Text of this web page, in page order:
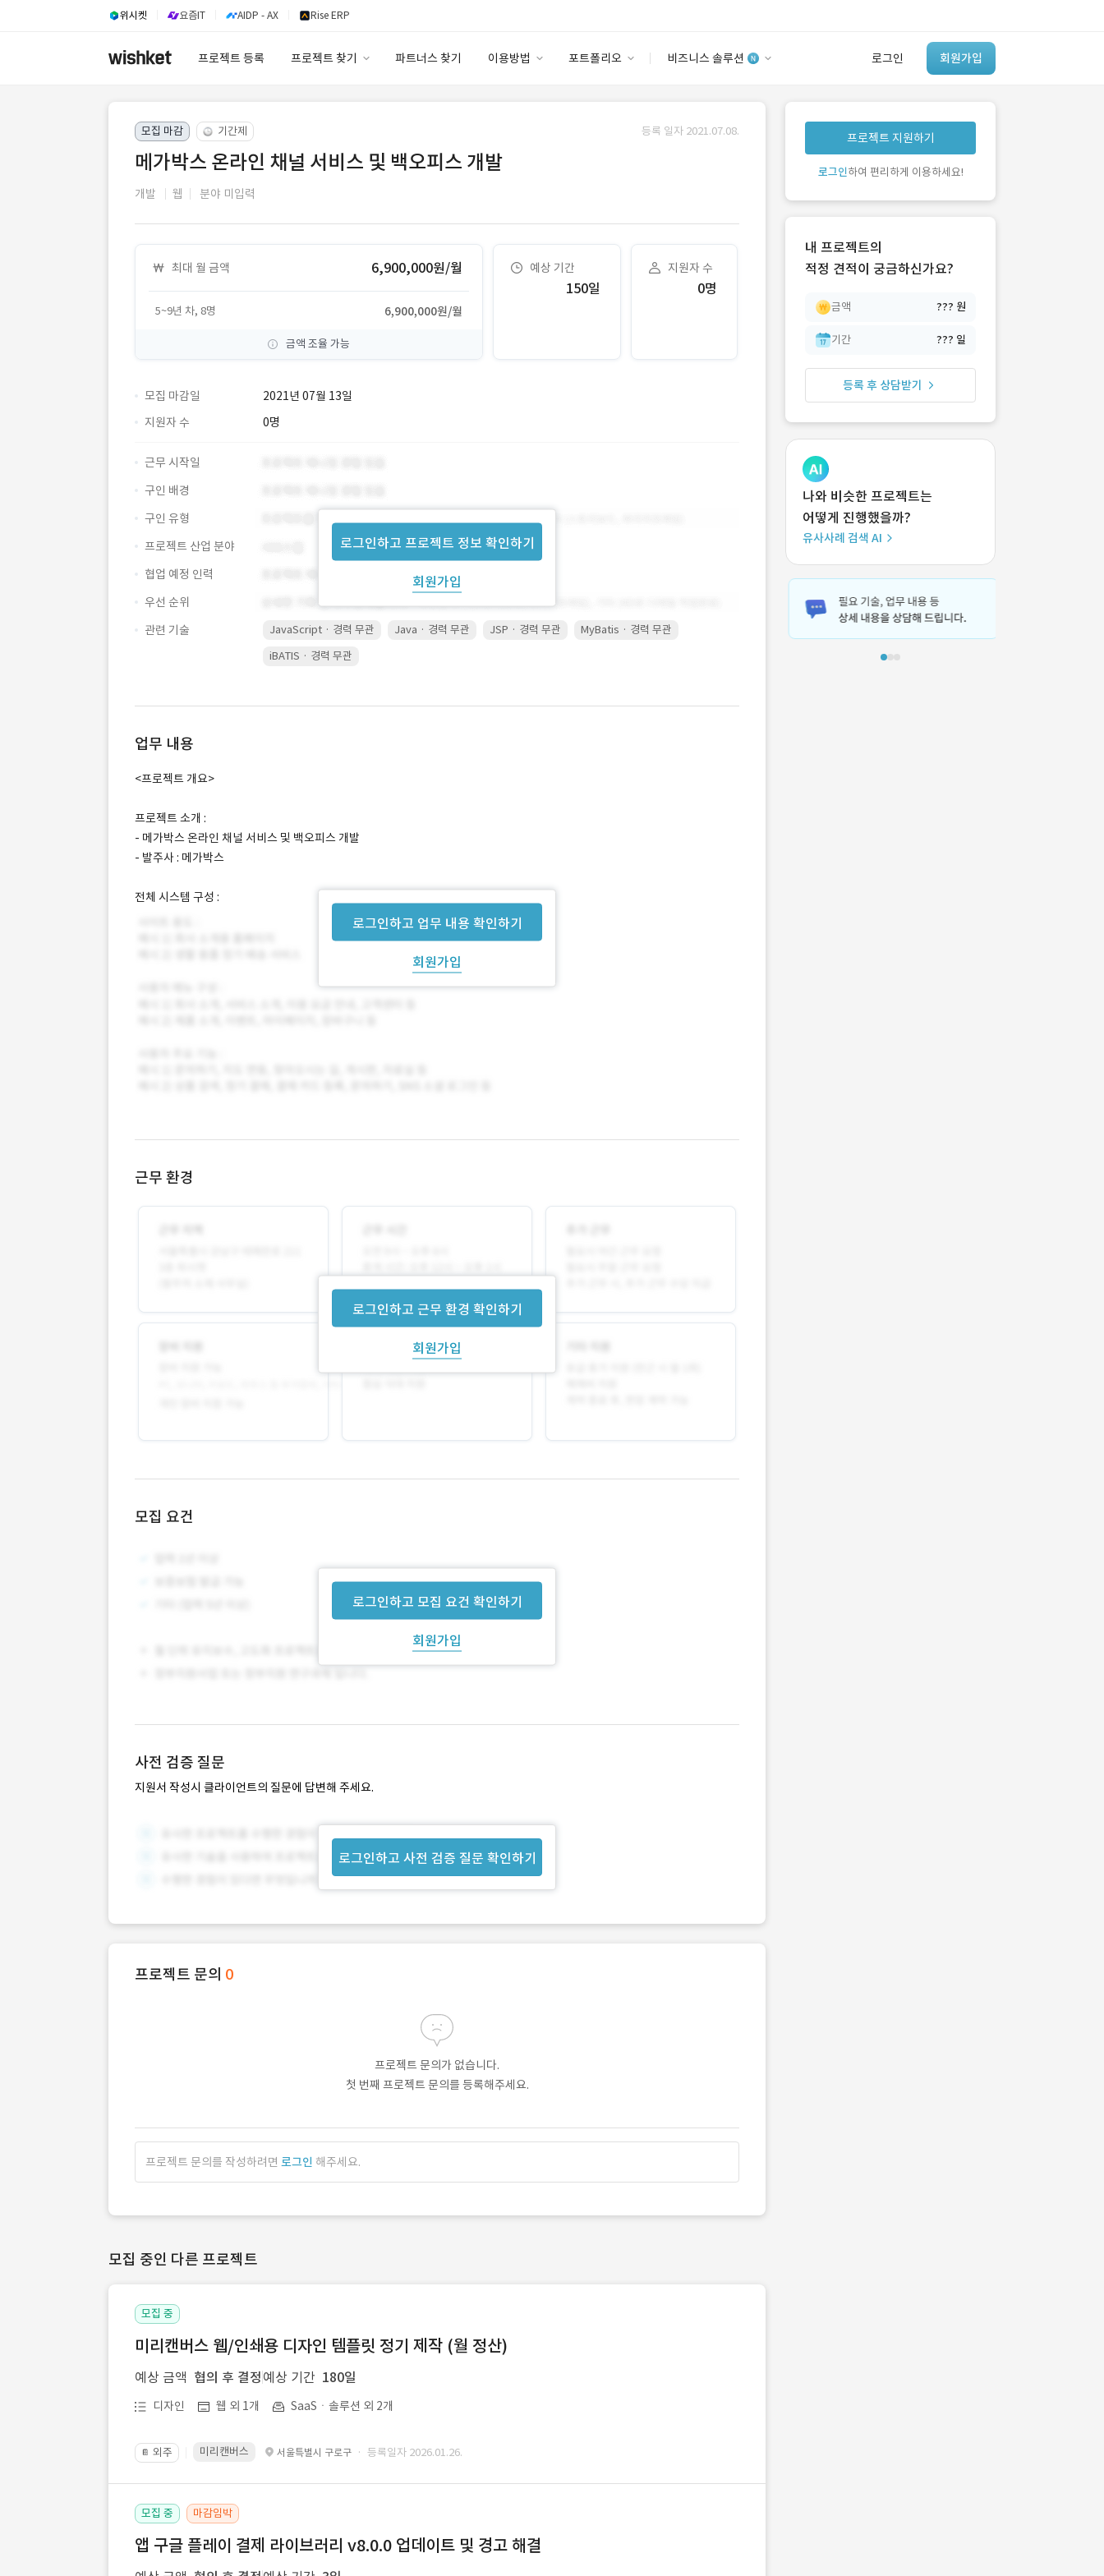
위시켓 요즘IT AIDP - AX Rise ERP
프로젝트 등록 프로젝트 찾기 파트너스 찾기 이용방법 포트폴리오 비즈니스 솔루션 로그인 회원가입
이용요금
고객센터
안심 코드 케어
유사사례 검색 AI
‘이런 거’ 만들어본
개발 회사 있어?
모집 마감 기간제 등록 일자 2021.07.08.
메가박스 온라인 채널 서비스 및 백오피스 개발
개발 웹 분야 미입력
최대 월 금액 6,900,000원/월
5~9년 차, 8명 6,900,000원/월
금액 조율 가능
예상 기간
150일
지원자 수
0명
모집 마감일
2021년 07월 13일
지원자 수
0명
로그인하고 프로젝트 정보 확인하기
회원가입
근무 시작일
구인 배경
구인 유형
프로젝트 산업 분야
협업 예정 인력
우선 순위
관련 기술
JavaScript · 경력 무관 Java · 경력 무관 JSP · 경력 무관
MyBatis · 경력 무관
iBATIS · 경력 무관
업무 내용
로그인하고 업무 내용 확인하기
회원가입
<프로젝트 개요>
프로젝트 소개 :
- 메가박스 온라인 채널 서비스 및 백오피스 개발
- 발주사 : 메가박스
전체 시스템 구성 :
근무 환경
로그인하고 근무 환경 확인하기
회원가입
모집 요건
로그인하고 모집 요건 확인하기
회원가입
사전 검증 질문
지원서 작성시 클라이언트의 질문에 답변해 주세요.
로그인하고 사전 검증 질문 확인하기
프로젝트 문의 0
프로젝트 문의가 없습니다.
첫 번째 프로젝트 문의를 등록해주세요.
프로젝트 문의를 작성하려면 로그인 해주세요.
모집 중인 다른 프로젝트
모집 중
미리캔버스 웹/인쇄용 디자인 템플릿 정기 제작 (월 정산)
예상 금액 협의 후 결정 예상 기간 180일
디자인 웹 외 1개 SaaSㆍ솔루션 외 2개
📔 외주 미리캔버스 서울특별시 구로구 · 등록일자 2026.01.26.
모집 중 마감임박
앱 구글 플레이 결제 라이브러리 v8.0.0 업데이트 및 경고 해결
프로젝트 지원하기
로그인하여 편리하게 이용하세요!
내 프로젝트의
적정 견적이 궁금하신가요?
금액 ??? 원
기간 ??? 일
등록 후 상담받기
나와 비슷한 프로젝트는
어떻게 진행했을까?
유사사례 검색 AI